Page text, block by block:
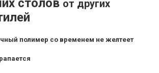
столов от других
полимер со временем не желтеет